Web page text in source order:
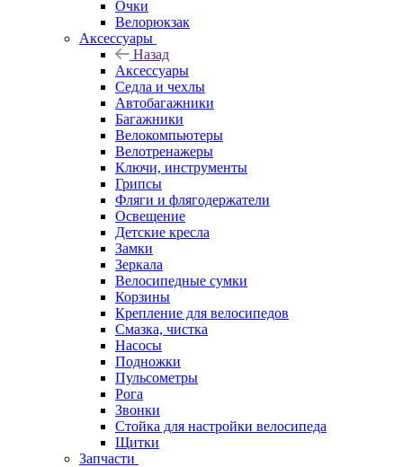
Очки
Велорюкзак
Аксессуары
Назад
Аксессуары
Седла и чехлы
Автобагажники
Багажники
Велокомпьютеры
Велотренажеры
Ключи, инструменты
Грипсы
Фляги и флягодержатели
Освещение
Детские кресла
Замки
Зеркала
Велосипедные сумки
Корзины
Крепление для велосипедов
Смазка, чистка
Насосы
Подножки
Пульсометры
Рога
Звонки
Стойка для настройки велосипеда
Щитки
Запчасти